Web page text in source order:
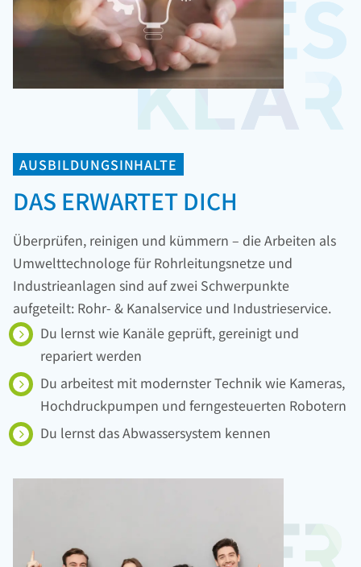
AUSBILDUNGSINHALTE
DAS ERWARTET DICH
Überprüfen, reinigen und kümmern – die Arbeiten als
Umwelttechnologe für Rohrleitungsnetze und
Industrieanlagen sind auf zwei Schwerpunkte
aufgeteilt: Rohr- & Kanalservice und Industrieservice.
Du lernst wie Kanäle geprüft, gereinigt und
repariert werden
Du arbeitest mit modernster Technik wie Kameras,
Hochdruckpumpen und ferngesteuerten Robotern
Du lernst das Abwassersystem kennen